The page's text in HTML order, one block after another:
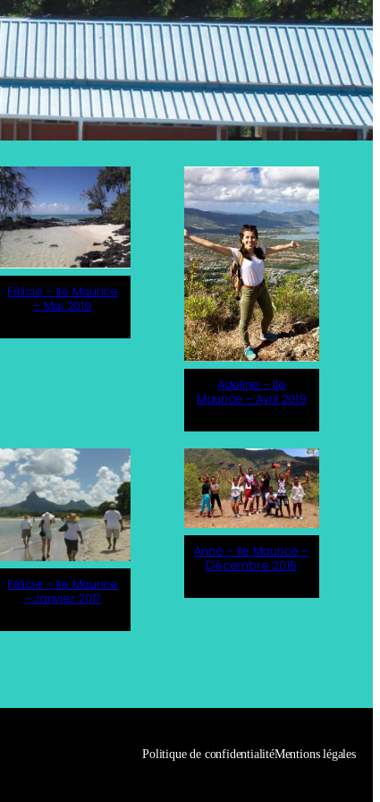
Félicie – Ile Maurice
– Mai 2019
Adeline – Ile
Maurice – Avril 2019
Félicie – Ile Maurice
– Janvier 2017
Anne – Ile Maurice –
Décembre 2016
Politique de confidentialitéMentions légales